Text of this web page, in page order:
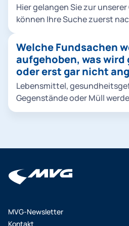
Hier gelangen Sie zur
können Ihre Suche zuerst
nächsten Schritt beschreiben
und drücken anschließend
starten". Jetzt können Sie
auswählen oder das
eines Stichworts weiter
Informationen zu erhalten,
Welche Fundsachen
aufgehoben, was
oder erst gar nicht
Lebensmittel,
Gegenstände oder Müll
MVG-Newsletter
Kontakt